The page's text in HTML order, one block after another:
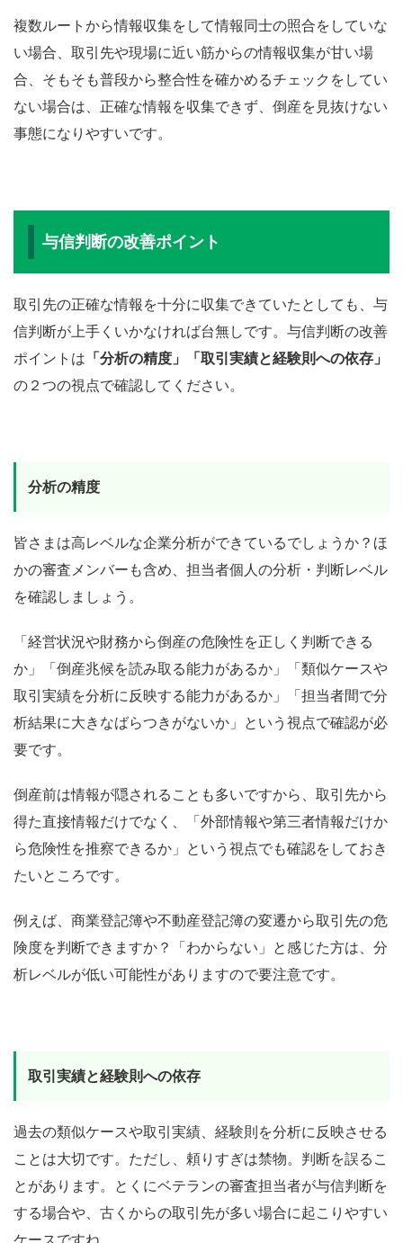
複数ルートから情報収集をして情報同士の照合をしていな
い場合、取引先や現場に近い筋からの情報収集が甘い場
合、そもそも普段から整合性を確かめるチェックをしてい
ない場合は、正確な情報を収集できず、倒産を見抜けない
事態になりやすいです。
与信判断の改善ポイント
取引先の正確な情報を十分に収集できていたとしても、与
信判断が上手くいかなければ台無しです。与信判断の改善
ポイントは 「分析の精度」「取引実績と経験則への依存」
の２つの視点で確認してください。
分析の精度
皆さまは高レベルな企業分析ができているでしょうか？ほ
かの審査メンバーも含め、担当者個人の分析・判断レベル
を確認しましょう。
「経営状況や財務から倒産の危険性を正しく判断できる
か」「倒産兆候を読み取る能力があるか」「類似ケースや
取引実績を分析に反映する能力があるか」「担当者間で分
析結果に大きなばらつきがないか」という視点で確認が必
要です。
倒産前は情報が隠されることも多いですから、取引先から
得た直接情報だけでなく、「外部情報や第三者情報だけか
ら危険性を推察できるか」という視点でも確認をしておき
たいところです。
例えば、商業登記簿や不動産登記簿の変遷から取引先の危
険度を判断できますか？「わからない」と感じた方は、分
析レベルが低い可能性がありますので要注意です。
取引実績と経験則への依存
過去の類似ケースや取引実績、経験則を分析に反映させる
ことは大切です。ただし、頼りすぎは禁物。判断を誤るこ
とがあります。とくにベテランの審査担当者が与信判断を
する場合や、古くからの取引先が多い場合に起こりやすい